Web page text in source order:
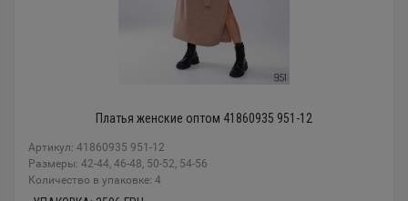
Платья женские оптом 41860935 951-12
Артикул: 41860935 951-12
Размеры: 42-44, 46-48, 50-52, 54-56
Количество в упаковке: 4